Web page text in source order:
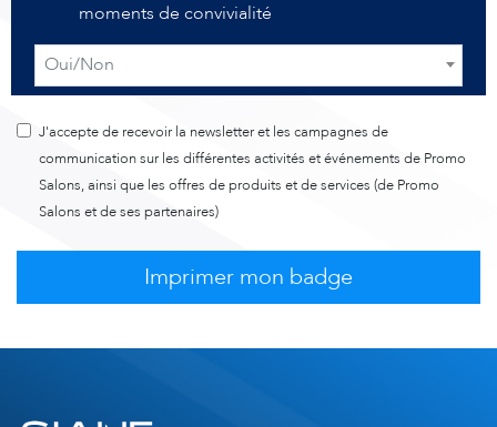
moments de convivialité
Oui/Non
J'accepte de recevoir la newsletter et les campagnes de
communication sur les différentes activités et événements de Promo
Salons, ainsi que les offres de produits et de services (de Promo
Salons et de ses partenaires)